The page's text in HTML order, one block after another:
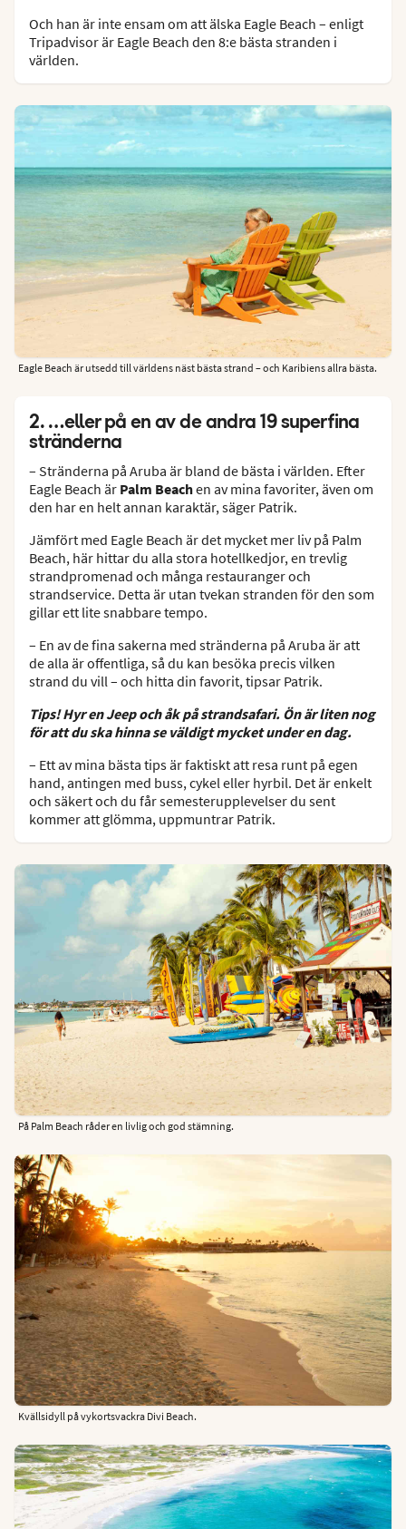
Och han är inte ensam om att älska Eagle Beach – enligt
Tripadvisor är Eagle Beach den 8:e bästa stranden i
världen.
Eagle Beach är utsedd till världens näst bästa strand – och Karibiens allra bästa.
2. …eller på en av de andra 19 superfina
stränderna
– Stränderna på Aruba är bland de bästa i världen. Efter
Eagle Beach är Palm Beachen av mina favoriter, även om
den har en helt annan karaktär, säger Patrik.
Jämfört med Eagle Beach är det mycket mer liv på Palm
Beach, här hittar du alla stora hotellkedjor, en trevlig
strandpromenad och många restauranger och
strandservice. Detta är utan tvekan stranden för den som
gillar ett lite snabbare tempo.
– En av de fina sakerna med stränderna på Aruba är att
de alla är offentliga, så du kan besöka precis vilken
strand du vill – och hitta din favorit, tipsar Patrik.
Tips! Hyr en Jeep och åk på strandsafari. Ön är liten nog
för att du ska hinna se väldigt mycket under en dag.
– Ett av mina bästa tips är faktiskt att resa runt på egen
hand, antingen med buss, cykel eller hyrbil. Det är enkelt
och säkert och du får semesterupplevelser du sent
kommer att glömma, uppmuntrar Patrik.
På Palm Beach råder en livlig och god stämning.
Kvällsidyll på vykortsvackra Divi Beach.